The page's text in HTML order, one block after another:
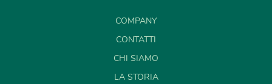
COMPANY
CONTATTI
CHI SIAMO
LA STORIA